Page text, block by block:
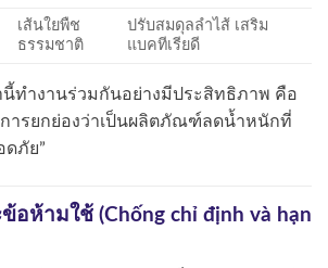
เส้นใยพืช
ธรรมชาติ
ปรับสมดุลลำไส้ เสริม
แบคทีเรียดี
นี้ทำงานร่วมกันอย่างมีประสิทธิภาพ คือ
ารยกย่องว่าเป็นผลิตภัณฑ์ลดน้ำหนักที่
ดภัย”
อห้ามใช้ (Chống chỉ định và hạn